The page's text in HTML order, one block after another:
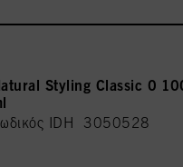
Styling Classic 0
IDH 3050528